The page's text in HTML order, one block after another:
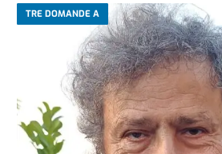
TRE DOMANDE A